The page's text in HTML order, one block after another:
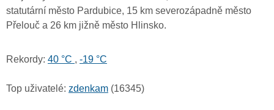
statutární město Pardubice, 15 km severozápadně město
Přelouč a 26 km jižně město Hlinsko.
Rekordy: 40 °C , -19 °C
Top uživatelé: zdenkam (16345)